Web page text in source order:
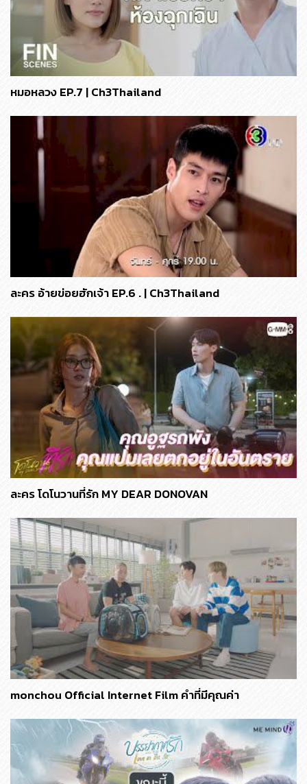
หมอหลวง EP.7 | Ch3Thailand
ละคร อ้ายข่อยฮักเจ้า EP.6 . | Ch3Thailand
ละคร โดโนวานที่รัก MY DEAR DONOVAN
monchou Official Internet Film คำที่มีคุณค่า